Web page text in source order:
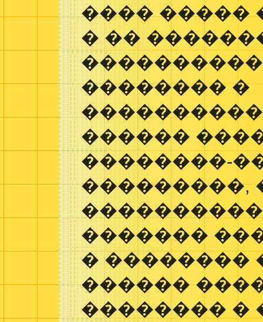
���� �����
� ��
�������� �
������
��������-
���������,
���������� �
�������
� ��������
������
�������� �